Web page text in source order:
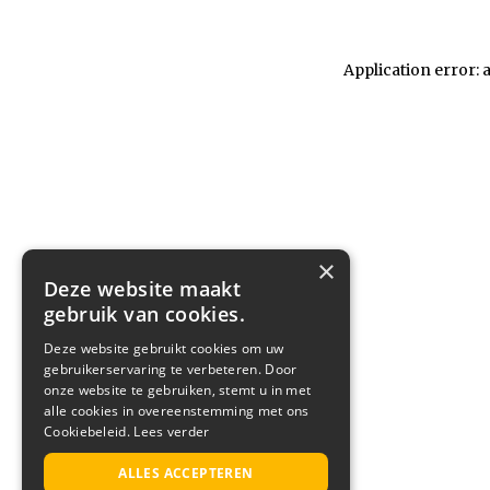
Application error:
×
Deze website maakt
gebruik van cookies.
Deze website gebruikt cookies om uw
gebruikerservaring te verbeteren. Door
onze website te gebruiken, stemt u in met
alle cookies in overeenstemming met ons
Cookiebeleid. Lees verder
ALLES ACCEPTEREN